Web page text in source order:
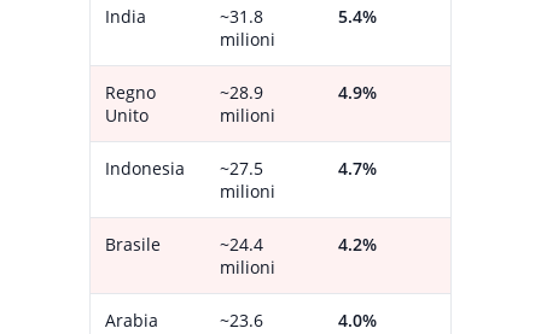
India
~31.8
milioni
5.4%
Regno
Unito
~28.9
milioni
4.9%
Indonesia
~27.5
milioni
4.7%
Brasile
~24.4
milioni
4.2%
Arabia
~23.6
4.0%